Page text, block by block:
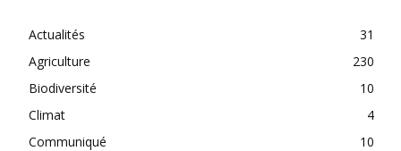
Actualités
31
Agriculture
230
Biodiversité
10
Climat
4
Communiqué
10